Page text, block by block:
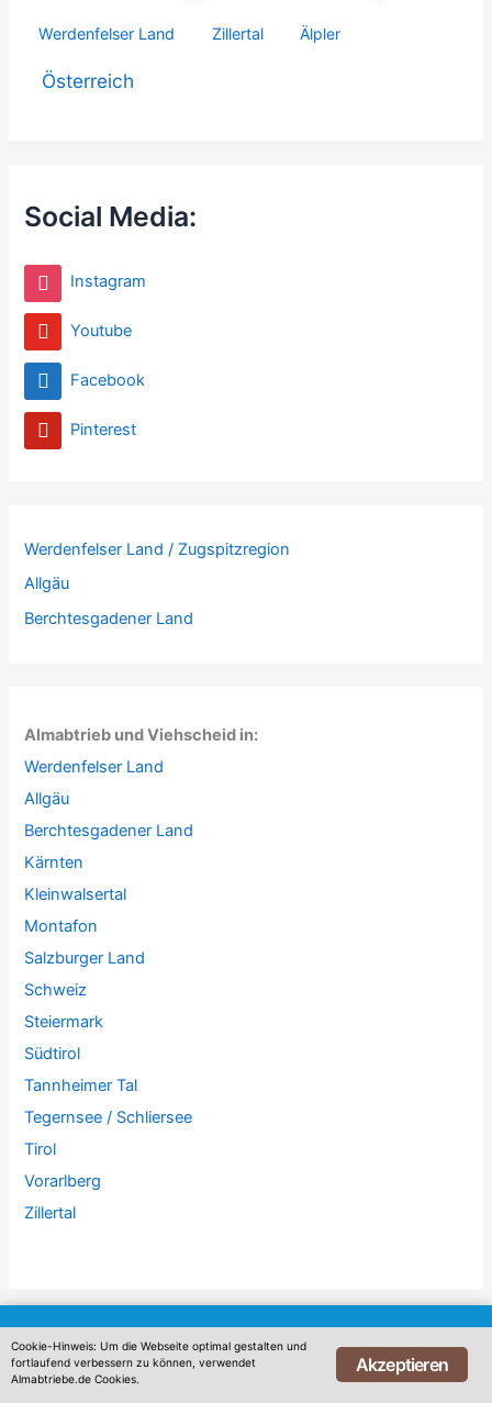
Werdenfelser Land Zillertal Älpler
Österreich
Social Media:
Instagram
Youtube
Facebook
Pinterest
Werdenfelser Land / Zugspitzregion
Allgäu
Berchtesgadener Land
Almabtrieb und Viehscheid in:
Werdenfelser Land
Allgäu
Berchtesgadener Land
Kärnten
Kleinwalsertal
Montafon
Salzburger Land
Schweiz
Steiermark
Südtirol
Tannheimer Tal
Tegernsee / Schliersee
Tirol
Vorarlberg
Zillertal
hier wenn Du nicht möchtest dass Analytics Dein
Akzeptieren
Cookie-Hinweis: Um die Webseite optimal gestalten und
fortlaufend verbessern zu können, verwendet
Almabtriebe.de Cookies.